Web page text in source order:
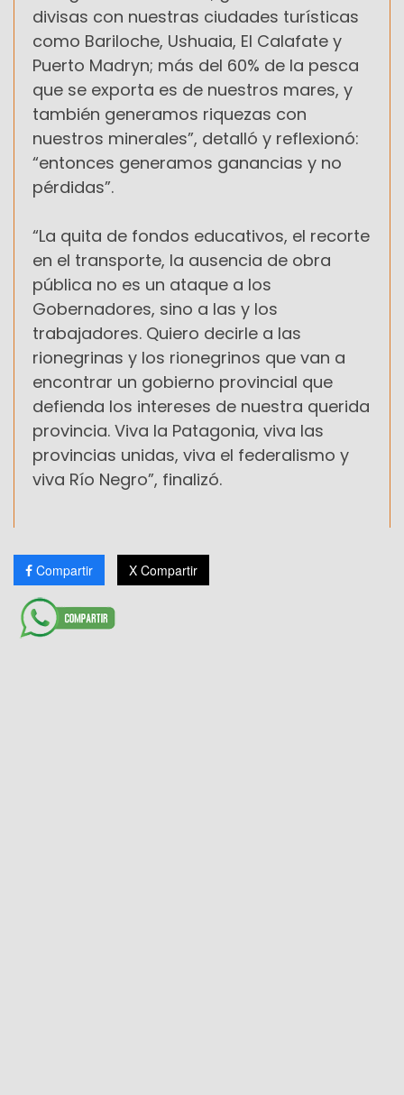
divisas con nuestras ciudades turísticas
como Bariloche, Ushuaia, El Calafate y
Puerto Madryn; más del 60% de la pesca
que se exporta es de nuestros mares, y
también generamos riquezas con
nuestros minerales”, detalló y reflexionó:
“entonces generamos ganancias y no
pérdidas”.
“La quita de fondos educativos, el recorte
en el transporte, la ausencia de obra
pública no es un ataque a los
Gobernadores, sino a las y los
trabajadores. Quiero decirle a las
rionegrinas y los rionegrinos que van a
encontrar un gobierno provincial que
defienda los intereses de nuestra querida
provincia. Viva la Patagonia, viva las
provincias unidas, viva el federalismo y
viva Río Negro”, finalizó.
Compartir X Compartir